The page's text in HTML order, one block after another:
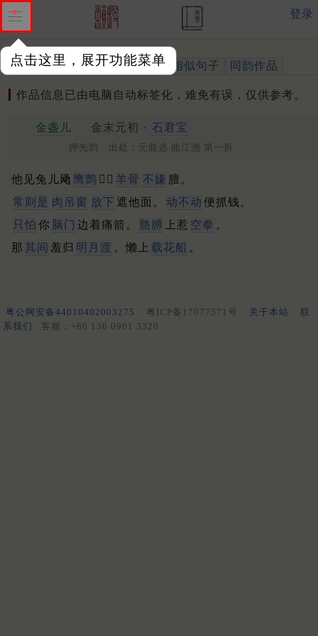
点击这里，展开功能菜单
登录
作品 标注四声 出处、引用 相似句子 同韵作品
作品信息已由电脑自动标签化，难免有误，仅供参考。
金盏儿 金末元初 · 石君宝
押先韵 出处：元曲选 曲江池 第一折
他见兔儿飏 鹰鹯 。𠳁 羊骨 不嫌 膻。
常则是 肉吊窗 放下 遮他面。 动不动 便抓钱。
只怕 你 脑门 边着痛箭。 胳膊 上惹 空拳 。
那 其间 羞归 明月渡 。懒上 载花船 。
粤公网安备44010402003275 粤ICP备17077571号 关于本站
联
系我们
客服：+86 136 0901 3320